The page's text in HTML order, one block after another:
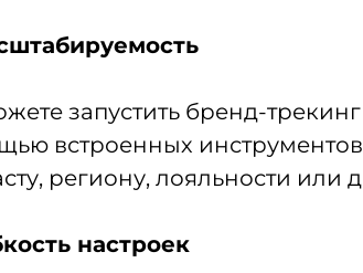
запустить бренд-
встроенных
региону, лояльности или
настроек